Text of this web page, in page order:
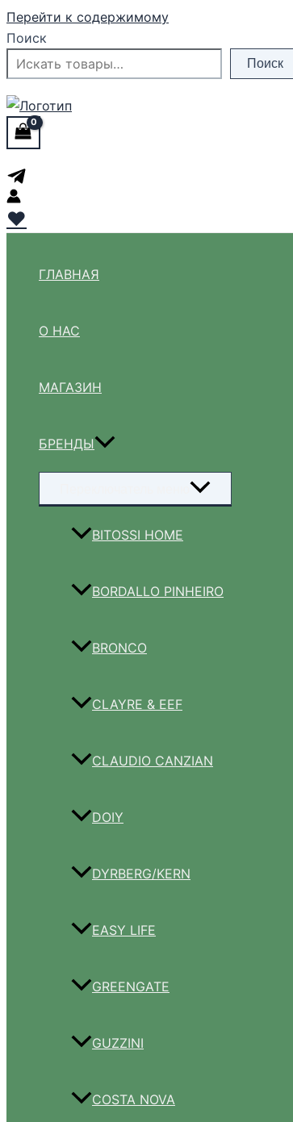
Перейти к содержимому
Поиск
Поиск
♥
ГЛАВНАЯ
О НАС
МАГАЗИН
БРЕНДЫ
BITOSSI HOME
BORDALLO PINHEIRO
BRONCO
CLAYRE & EEF
CLAUDIO CANZIAN
DOIY
DYRBERG/KERN
EASY LIFE
GREENGATE
GUZZINI
COSTA NOVA